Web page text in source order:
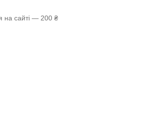
на сайті — 200 ₴